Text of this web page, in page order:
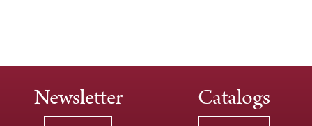
Newsletter Catalogs